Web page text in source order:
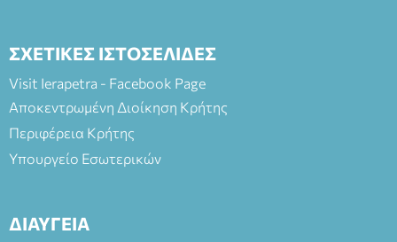
ΣΧΕΤΙΚΕΣ ΙΣΤΟΣΕΛΙΔΕΣ
Visit Ierapetra - Facebook Page
Αποκεντρωμένη Διοίκηση Κρήτης
Περιφέρεια Κρήτης
Υπουργείο Εσωτερικών
ΔΙΑΥΓΕΙΑ